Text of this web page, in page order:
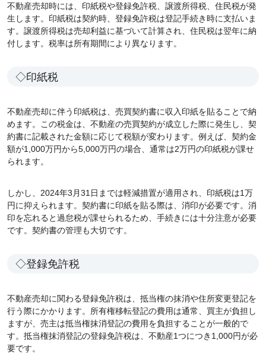
不動産売却時には、印紙税や登録免許税、譲渡所得税、住民税が発
生します。印紙税は契約時、登録免許税は登記手続き時に支払いま
す。譲渡所得税は売却利益に基づいて計算され、住民税は翌年に納
付します。税率は所有期間により異なります。
◇印紙税
不動産売却に伴う印紙税は、売買契約書に収入印紙を貼ることで納
めます。この税金は、不動産の売買契約が成立した際に発生し、契
約書に記載された金額に応じて税額が変わります。例えば、契約金
額が1,000万円から5,000万円の場合、通常は2万円の印紙税が課せ
られます。
しかし、2024年3月31日までは軽減措置が適用され、印紙税は1万
円に抑えられます。契約書に印紙を貼る際は、消印が必要です。消
印を忘れると過怠税が課せられるため、手続きには十分注意が必要
です。契約書の管理も大切です。
◇登録免許税
不動産売却に関わる登録免許税は、抵当権の抹消や住所変更登記を
行う際にかかります。所有権移転登記の費用は通常、買主が負担し
ますが、売主は抵当権抹消登記の費用を負担することが一般的で
す。抵当権抹消登記の登録免許税は、不動産1つにつき1,000円が必
要です。